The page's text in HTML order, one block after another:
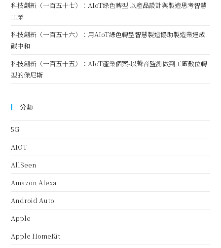
科技創新（一百五十七）：AIoT綠色轉型 以產品設計與製造思考智慧
工業
科技創新（一百五十六）：用AIoT綠色轉型智慧製造協助製造業達成
碳中和
科技創新（一百五十五）：AIoT產業個案-以聲音監測做到工廠數位轉
型的傑尼斯
分類
5G
AIOT
AllSeen
Amazon Alexa
Android Auto
Apple
Apple HomeKit